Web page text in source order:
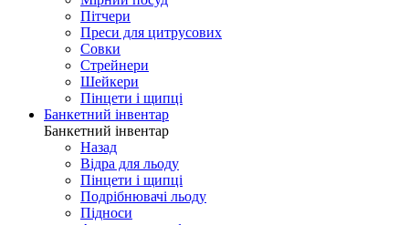
Пітчери
Преси для цитрусових
Совки
Стрейнери
Шейкери
Пінцети і щипці
Банкетний інвентар
Банкетний інвентар
Назад
Відра для льоду
Пінцети і щипці
Подрібнювачі льоду
Підноси